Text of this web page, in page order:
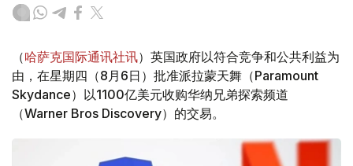
（哈萨克国际通讯社讯）英国政府以符合竞争和公共利益为
由，在星期四（8月6日）批准派拉蒙天舞（Paramount
Skydance）以1100亿美元收购华纳兄弟探索频道
（Warner Bros Discovery）的交易。